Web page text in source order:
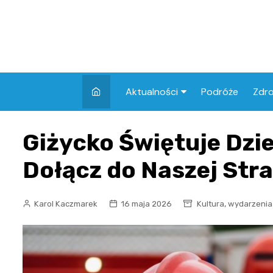
Aktualności Podróże
Giżycko Świętuje
Dołącz do Naszej
Karol Kaczmarek 16 maja 2026 Kultura, wydarzenia